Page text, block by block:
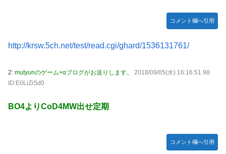
まったディズニー信者、帰国後『本家』に失望する事態に
LIAR GAME -ライアーゲーム- 第17話 感想：秋山さんの逆
【画像】エチビデ女優さん、番組の企画でハッスルしすぎて
【ウマ娘】わたしの全力受け止めて♡ ←「またへんないき
【悲報】『メイドインアビス』主題歌にVTuber起用→また
【試合実況】西武２軍スタメン 先発:杉山遙希（2026.8.9）
ツは運転すんな！法律を改正しろ！！」
【J2第1節 鳥栖×甲府】鳥栖が好相性の甲府に2-0快勝で5年
コメント欄へ引用
http://krsw.5ch.net/test/read.cgi/ghard/1536131761/
2: mutyunのゲーム+αブログがお送りします。
2018/09/05(水) 16:16:51.98
ID:E0LiZiSd0
BO4よりCoD4MW出せ定期
コメント欄へ引用